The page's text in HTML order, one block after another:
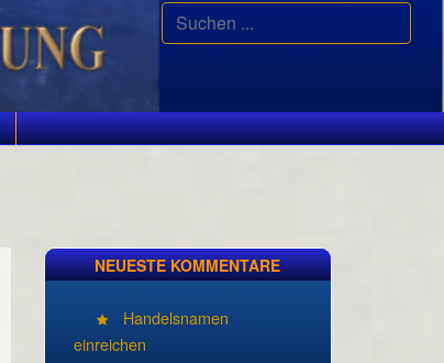
Suchen
...
NEUESTE KOMMENTARE
Handelsnamen
einreichen